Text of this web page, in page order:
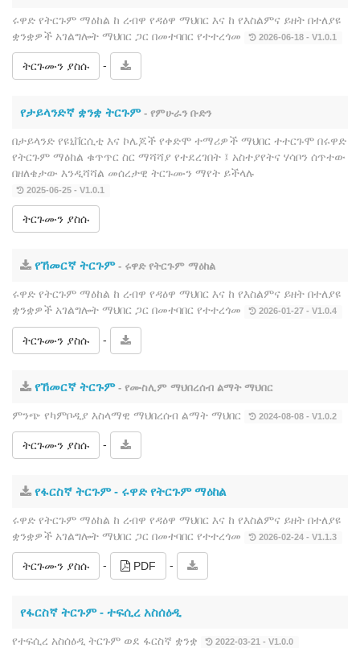
ሩዋድ የትርጉም ማዕከል ከ ረብዋ የዳዕዋ ማህበር እና ከ የእስልምና ይዘት በተለያዩ
ቋንቋዎች አገልግሎት ማህበር ጋር በመተባበር የተተረጎመ
2026-06-18 - V1.0.1
ትርጉሙን ያስሱ -
የታይላንድኛ ቋንቋ ትርጉም- የምሁራን ቡድን
በታይላንድ የዩኒቨርሲቲ እና ኮሌጆች የቀድሞ ተማሪዎች ማህበር ተተርጉሞ በሩዋድ
የትርጉም ማዕከል ቁጥጥር ስር ማሻሻያ የተደረገበት ፤ አስተያየትና ሃሳቦን ሰጥተው
በዘለቄታው እንዲሻሻል መሰረታዊ ትርጉሙን ማየት ይችላሉ
2025-06-25 - V1.0.1
ትርጉሙን ያስሱ
የኸመርኛ ትርጉም- ሩዋድ የትርጉም ማዕከል
ሩዋድ የትርጉም ማዕከል ከ ረብዋ የዳዕዋ ማህበር እና ከ የእስልምና ይዘት በተለያዩ
ቋንቋዎች አገልግሎት ማህበር ጋር በመተባበር የተተረጎመ
2026-01-27 - V1.0.4
ትርጉሙን ያስሱ -
የኸመርኛ ትርጉም- የሙስሊም ማህበረሰብ ልማት ማህበር
ምንጭ የካምቦዲያ እስላማዊ ማህበረሰብ ልማት ማህበር 2024-08-08 - V1.0.2
ትርጉሙን ያስሱ -
የፋርስኛ ትርጉም ‐ ሩዋድ የትርጉም ማዕከል
ሩዋድ የትርጉም ማዕከል ከ ረብዋ የዳዕዋ ማህበር እና ከ የእስልምና ይዘት በተለያዩ
ቋንቋዎች አገልግሎት ማህበር ጋር በመተባበር የተተረጎመ
2026-02-24 - V1.1.3
ትርጉሙን ያስሱ - PDF -
የፋርስኛ ትርጉም ‐ ተፍሲረ አስሰዕዲ
የተፍሲረ አስሰዕዲ ትርጉም ወደ ፋርስኛ ቋንቋ 2022-03-21 - V1.0.0